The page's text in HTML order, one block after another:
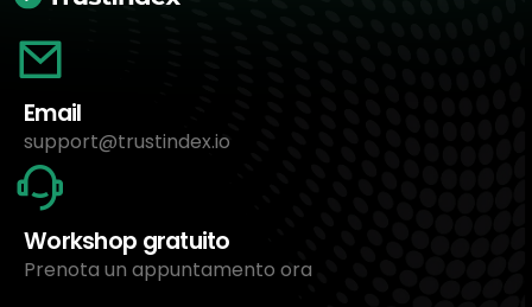
Email
support@trustindex.io
Workshop gratuito
Prenota un appuntamento ora